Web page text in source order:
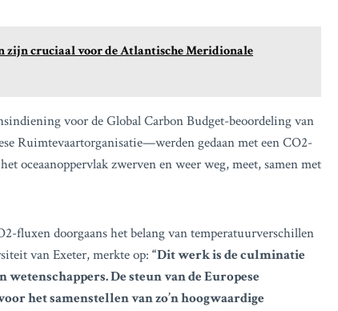
zijn cruciaal voor de Atlantische Meridionale
voor de Global Carbon Budget-beoordeling van
Ruimtevaartorganisatie—werden gedaan met een CO2-
oceaanoppervlak zwerven en weer weg, meet, samen met
fluxen doorgaans het belang van temperatuurverschillen
van Exeter, merkte op: “Dit werk is de culminatie
De steun van de Europese
het samenstellen van zo’n hoogwaardige